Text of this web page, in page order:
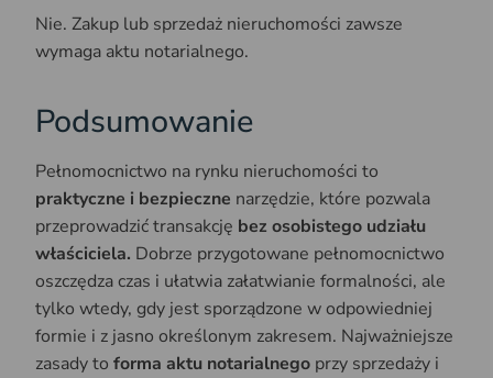
Nie. Zakup lub sprzedaż nieruchomości zawsze
wymaga aktu notarialnego.
Podsumowanie
Pełnomocnictwo na rynku nieruchomości to
praktyczne i bezpieczne narzędzie, które pozwala
przeprowadzić transakcję bez osobistego udziału
właściciela. Dobrze przygotowane pełnomocnictwo
oszczędza czas i ułatwia załatwianie formalności, ale
tylko wtedy, gdy jest sporządzone w odpowiedniej
formie i z jasno określonym zakresem. Najważniejsze
zasady to forma aktu notarialnego przy sprzedaży i